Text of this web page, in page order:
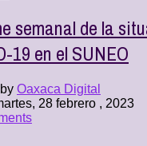
semanal de la
19 en el SUNEO
Oaxaca Digital
28 febrero , 2023